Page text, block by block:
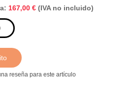
167,00 € (IVA no incluido)
reseña para este artículo